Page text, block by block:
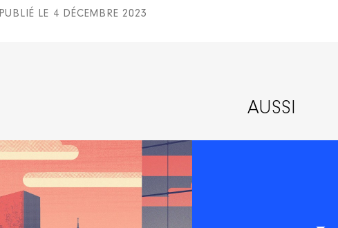
PUBLIÉ LE 4 DÉCEMBRE 2023
AUSSI